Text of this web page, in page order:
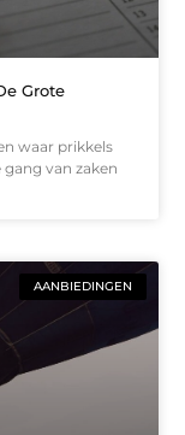
Grote
waar prikkels
van zaken
AANBIEDINGEN